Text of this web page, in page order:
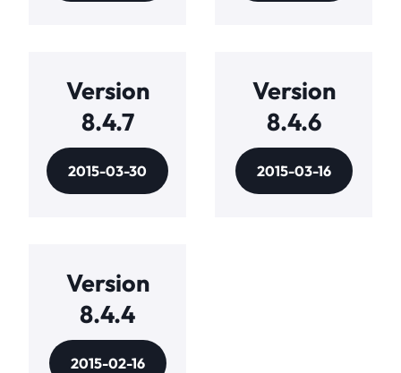
Version
8.4.7
2015-03-30
Version
8.4.6
2015-03-16
Version
8.4.4
2015-02-16